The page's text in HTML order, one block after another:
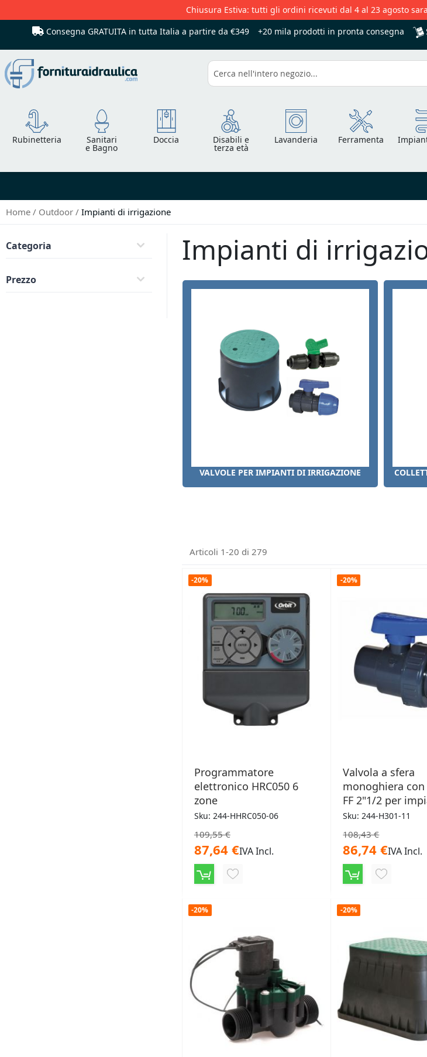
Chiusura Estiva: tutti gli ordini ricevuti dal 4 al 23 agosto
Consegna GRATUITA in tutta Italia a partire da €349 +20 mila prodotti in pronta consegna
Cerca
Rubinetteria Sanitari
e Bagno
Doccia Disabili e
terza età
Lavanderia Ferramenta
Home Outdoor Impianti di irrigazione
Impianti di
VALVOLE PER IMPIANTI DI IRRIGAZIONE
Articoli 1-20 di 279
-20%
Programmatore
elettronico HRC050 6
zone
Sku: 244-HHRC050-06
109,55 €
87,64 €IVA Incl.
AGGIUNGI
-20%
Valvola a sfera
monoghiera
FF 2"1/2 per
irrigazione
Sku: 244-H301-11
108,43 €
86,74 €IVA Incl.
AGGIUNGI
-20% -20%
Categoria
Prezzo